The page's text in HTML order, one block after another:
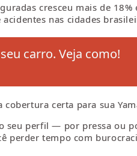
cresceu mais de
nas cidades
carro. Veja como!
certa para sua
seu perfil — por pressa ou
perder tempo com